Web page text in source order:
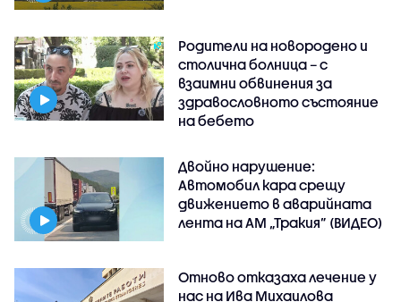
Родители на новородено и
столична болница – с
взаимни обвинения за
здравословното състояние
на бебето
Двойно нарушение:
Автомобил кара срещу
движението в аварийната
лента на АМ „Тракия” (ВИДЕО)
Отново отказаха лечение у
нас на Ива Михаилова